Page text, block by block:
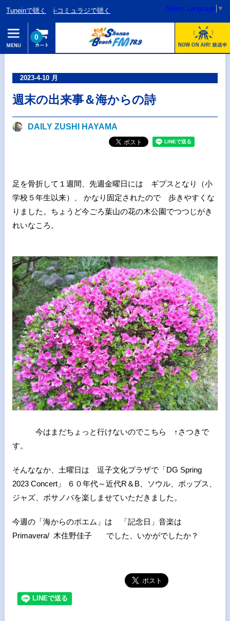
Tuneinで聴く i-コミュラジで聴く Select Language ▼
0
2023-4-10 月
週末の出来事＆海からの詩
DAILY ZUSHI HAYAMA
足を骨折して１週間、先週金曜日には ギプスとなり（小
学校５年生以来）、 かなり固定されたので 歩きやすくな
りました。ちょうど今ごろ葉山の花の木公園でつつじがき
れいなころ。
今はまだちょっと行けないのでこちら ↑さつきで
す。
そんななか、土曜日は 逗子文化プラザで「DG Spring
2023 Concert」 ６０年代～近代R＆B、ソウル、ポップス、
ジャズ、ボサノバを楽しませていただきました。
今週の「海からのポエム」は 「記念日」音楽は
Primavera/ 木住野佳子 でした、いかがでしたか？